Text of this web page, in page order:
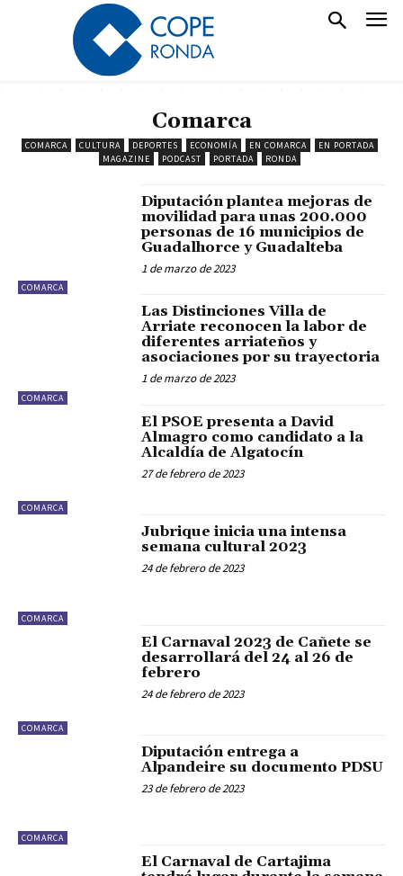
Comarca
COMARCA CULTURA DEPORTES ECONOMÍA EN COMARCA
EN PORTADA
MAGAZINE
PODCAST PORTADA RONDA
COMARCA
Diputación plantea mejoras de
movilidad para unas 200.000
personas de 16 municipios de
Guadalhorce y Guadalteba
1 de marzo de 2023
COMARCA
Las Distinciones Villa de
Arriate reconocen la labor de
diferentes arriateños y
asociaciones por su trayectoria
1 de marzo de 2023
COMARCA
El PSOE presenta a David
Almagro como candidato a la
Alcaldía de Algatocín
27 de febrero de 2023
COMARCA
Jubrique inicia una intensa
semana cultural 2023
24 de febrero de 2023
COMARCA
El Carnaval 2023 de Cañete se
desarrollará del 24 al 26 de
febrero
24 de febrero de 2023
COMARCA
Diputación entrega a
Alpandeire su documento PDSU
23 de febrero de 2023
El Carnaval de Cartajima